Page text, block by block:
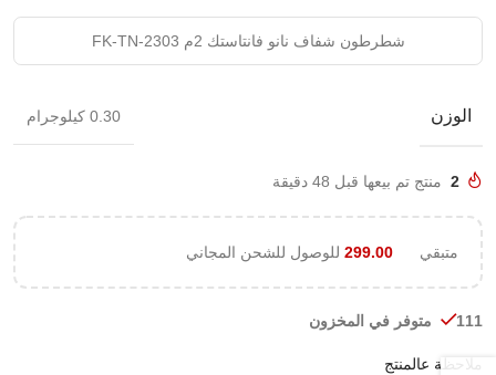
شطرطون شفاف نانو فانتاستك 2م FK-TN-2303
الوزن 0.30 كيلوجرام
2 منتج تم بيعها قبل 48 دقيقة
متبقي 299.00 للوصول للشحن المجاني
111 متوفر في المخزون
ملاحظة عالمنتج